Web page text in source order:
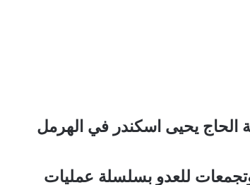
الحاج يحيى اسكندر في الهرمل
للعدو بسلسلة عمليات